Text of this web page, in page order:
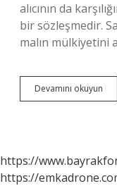
alıcının da
bir sözleşmedir.
malın mülkiyetini
Devamını okuyun
Devri
https://
https://